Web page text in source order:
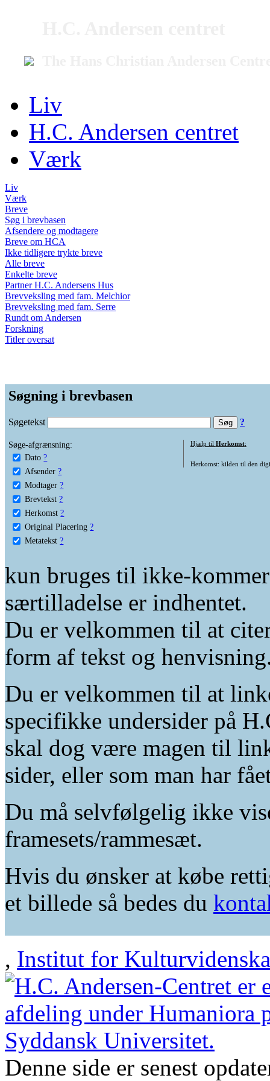
Liv
H.C. Andersen centret
Værk
Liv
Værk
Breve
Søg i brevbasen
Afsendere og modtagere
Breve om HCA
Ikke tidligere trykte breve
Alle breve
Enkelte breve
Partner H.C. Andersens Hus
Brevveksling med fam. Melchior
Brevveksling med fam. Serre
Rundt om Andersen
Forskning
Titler oversat
Søgning i brevbasen
Søgetekst ?
Søge-afgrænsning:
Dato ?
Afsender ?
Modtager ?
Brevtekst ?
Herkomst ?
Original Placering ?
Metatekst ?
Hjælp til Herkomst:
Herkomst: kilden til den
kun bruges til ikke-
særtilladelse er indhentet.
Du er velkommen til at
form af tekst og
Du er velkommen til at
specifikke undersider på
skal dog være magen til
sider, eller som man har
Du må selvfølgelig ikke
framesets/rammesæt.
Hvis du ønsker at købe
et billede så bedes du
, Institut for
Denne side er senest